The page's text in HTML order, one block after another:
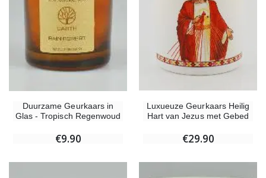
Duurzame Geurkaars in
Glas - Tropisch Regenwoud
€9.90
Luxueuze Geurkaars Heilig
Hart van Jezus met Gebed
€29.90